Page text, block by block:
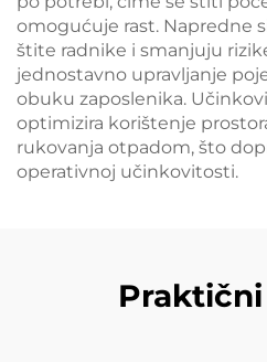
omogućuje rast. Napredne
štite radnike i smanjuju
jednostavno upravljanje
obuku zaposlenika.
optimizira korištenje
rukovanja otpadom, što
operativnoj učinkovitosti.